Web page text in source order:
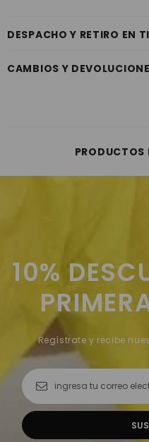
DESPACHO Y RETIRO EN
CAMBIOS Y
PRODUCTOS
10%
Regístrate y recibe